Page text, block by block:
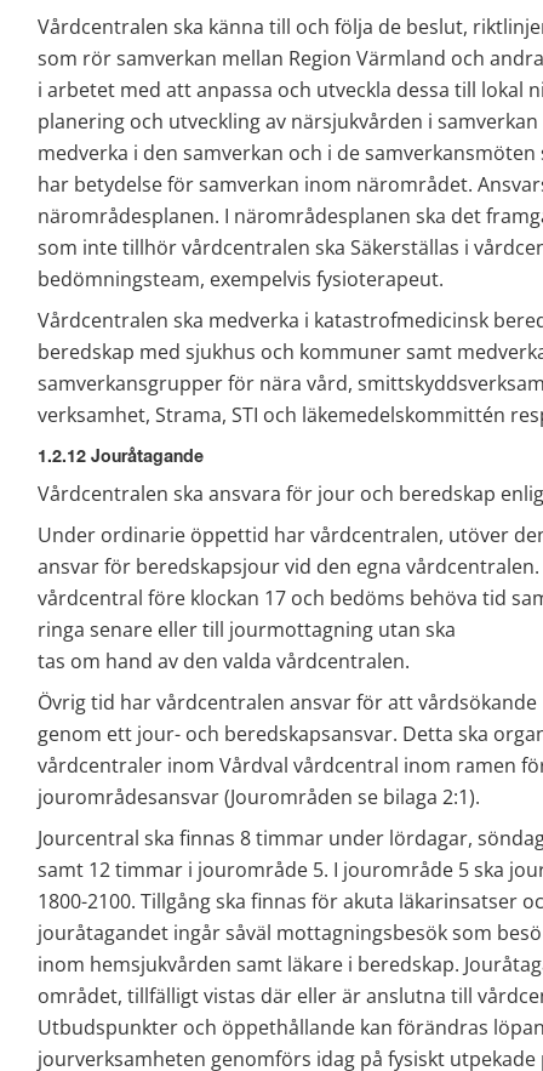
Vårdcentralen ska känna till och följa de beslut,
som rör samverkan mellan Region Värmland och
i arbetet med att anpassa och utveckla dessa till lokal
planering och utveckling av närsjukvården i
medverka i den samverkan och i de
har betydelse för samverkan inom närområdet.
närområdesplanen. I närområdesplanen ska det
som inte tillhör vårdcentralen ska Säkerställas i
bedömningsteam, exempelvis fysioterapeut.
Vårdcentralen ska medverka i katastrofmedicinsk
beredskap med sjukhus och kommuner samt
samverkansgrupper för nära vård,
verksamhet, Strama, STI och läkemedelskommittén
1.2.12 Jouråtagande
Vårdcentralen ska ansvara för jour och beredskap
Under ordinarie öppettid har vårdcentralen, utöver
ansvar för beredskapsjour vid den egna
vårdcentral före klockan 17 och bedöms behöva tid
ringa senare eller till jourmottagning utan ska
tas om hand av den valda vårdcentralen.
Övrig tid har vårdcentralen ansvar för att
genom ett jour- och beredskapsansvar. Detta ska
vårdcentraler inom Vårdval vårdcentral inom ramen
jourområdesansvar (Jourområden se bilaga 2:1).
Jourcentral ska finnas 8 timmar under lördagar,
samt 12 timmar i jourområde 5. I jourområde 5 ska
1800-2100. Tillgång ska finnas för akuta läkarinsatser
jouråtagandet ingår såväl mottagningsbesök som
inom hemsjukvården samt läkare i beredskap.
området, tillfälligt vistas där eller är anslutna till
Utbudspunkter och öppethållande kan förändras
jourverksamheten genomförs idag på fysiskt